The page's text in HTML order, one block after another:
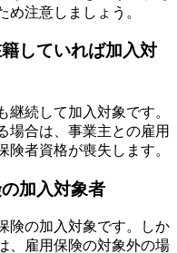
め注意しましょう。
していれば加入対
続して加入対象です。
場合は、事業主との雇用
者資格が喪失します。
加入対象者
険の加入対象です。しか
、雇用保険の対象外の場